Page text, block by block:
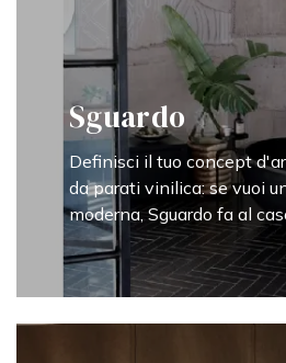
Sguardo
Definisci il tuo concept
da parati vinilica: se vuoi
moderna, Sguardo fa al